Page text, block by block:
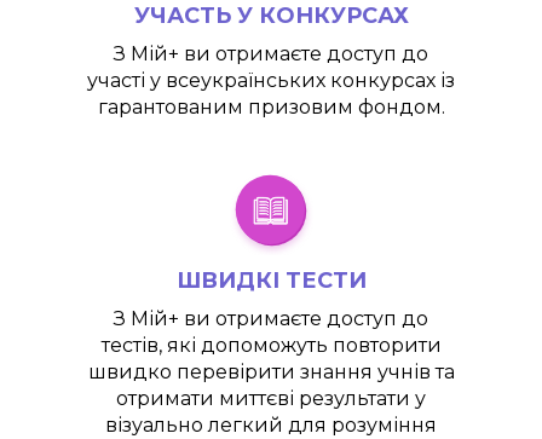
УЧАСТЬ У КОНКУРСАХ
З Мій+ ви отримаєте доступ до
участі у всеукраїнських конкурсах із
гарантованим призовим фондом.
ШВИДКІ ТЕСТИ
З Мій+ ви отримаєте доступ до
тестів, які допоможуть повторити
швидко перевірити знання учнів та
отримати миттєві результати у
візуально легкий для розуміння